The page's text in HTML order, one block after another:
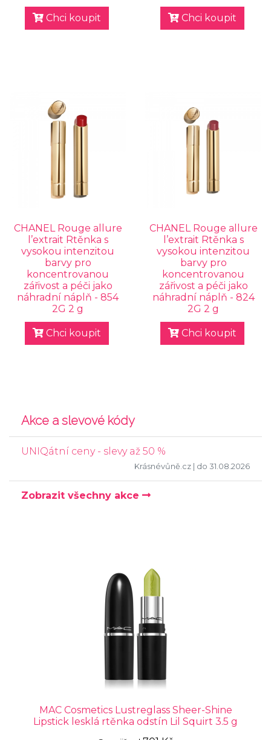
Chci koupit Chci koupit
CHANEL Rouge allure
l’extrait Rtěnka s
vysokou intenzitou
barvy pro
koncentrovanou
zářivost a péči jako
náhradní náplň - 854
2G 2 g
Chci koupit
CHANEL Rouge allure
l’extrait Rtěnka s
vysokou intenzitou
barvy pro
koncentrovanou
zářivost a péči jako
náhradní náplň - 824
2G 2 g
Chci koupit
Akce a slevové kódy
UNIQátní ceny - slevy až 50 %
Krásnévůně.cz | do 31.08.2026
Zobrazit všechny akce
MAC Cosmetics Lustreglass Sheer-Shine
Lipstick lesklá rtěnka odstín Lil Squirt 3.5 g